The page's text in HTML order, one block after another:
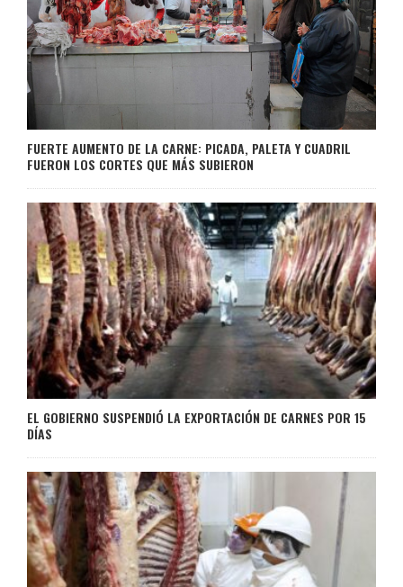
FUERTE AUMENTO DE LA CARNE: PICADA, PALETA Y CUADRIL
FUERON LOS CORTES QUE MÁS SUBIERON
EL GOBIERNO SUSPENDIÓ LA EXPORTACIÓN DE CARNES POR 15
DÍAS